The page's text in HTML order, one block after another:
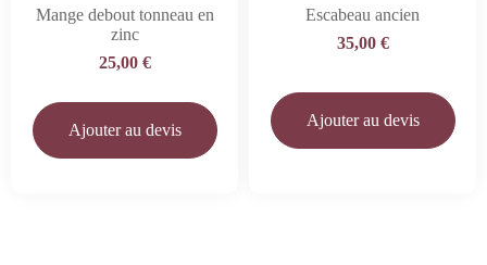
Mange debout tonneau en
zinc
25,00 €
Ajouter au devis
Escabeau ancien
35,00 €
Ajouter au devis